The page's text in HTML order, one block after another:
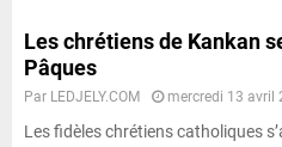
Les chrétiens de Kankan
Pâques
Par LEDJELY.COM mercredi 13 avril
Les fidèles chrétiens catholiques